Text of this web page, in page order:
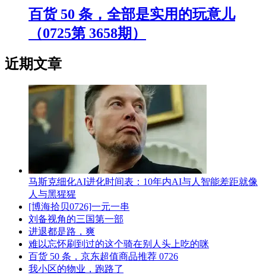
百货 50 条，全部是实用的玩意儿
（0725第 3658期）
近期文章
马斯克细化AI进化时间表：10年内AI与人智能差距就像
人与黑猩猩
[博海拾贝0726]一元一串
刘备视角的三国第一部
进退都是路，爽
难以忘怀刷到过的这个骑在别人头上吃的咪
百货 50 条，京东超值商品推荐 0726
我小区的物业，跑路了